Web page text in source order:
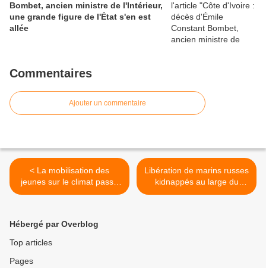
Bombet, ancien ministre de l'Intérieur,
une grande figure de l'État s'en est
allée
Commentaires
Ajouter un commentaire
< La mobilisation des
jeunes sur le climat passe
de la rue à l’ONU
Libération de marins russes
kidnappés au large du
Cameroun en août >
Hébergé par Overblog
Top articles
Pages